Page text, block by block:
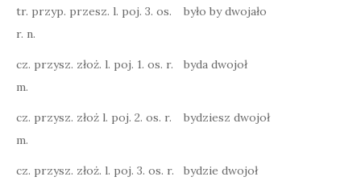
tr. przyp. przesz. l. poj. 3. os.
r. n.
było by dwojało
cz. przysz. złoż. l. poj. 1. os. r.
m.
byda dwojoł
cz. przysz. złoż l. poj. 2. os. r.
m.
bydziesz dwojoł
cz. przysz. złoż. l. poj. 3. os. r.
bydzie dwojoł